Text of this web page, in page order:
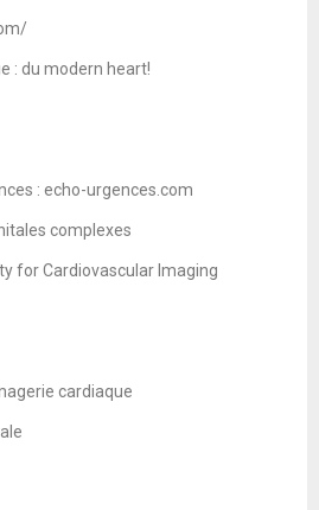
: du modern heart!
: echo-urgences.com
complexes
for Cardiovascular Imaging
cardiaque